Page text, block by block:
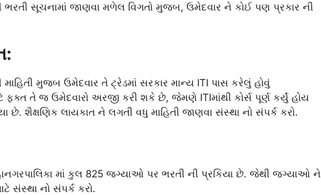
ભરતી સૂચનામાં જાણવા મળેલ વિગતો મુજબ, ઉમેદવાર ને કોઈ પણ પ્રકાર ની
માહિતી મુજબ ઉમેદવાર તે ટ્રેડમાં સરકાર માન્ય ITI પાસ કરેલું હોવું
તે જ ઉમેદવારો અરજી કરી શકે છે, જેમણે ITIમાંથી કોર્સ પૂર્ણ કર્યું હોય
શૈક્ષણિક લાયકાત ને લગતી વધુ માહિતી જાણવા સંસ્થા નો સંપર્ક કરો.
માં કુલ 825 જગ્યાઓ પર ભરતી ની પ્રકિયા છે. જેથી જગ્યાઓ ને
સંસ્થા નો સંપર્ક કરો.